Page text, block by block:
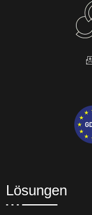
Lösungen